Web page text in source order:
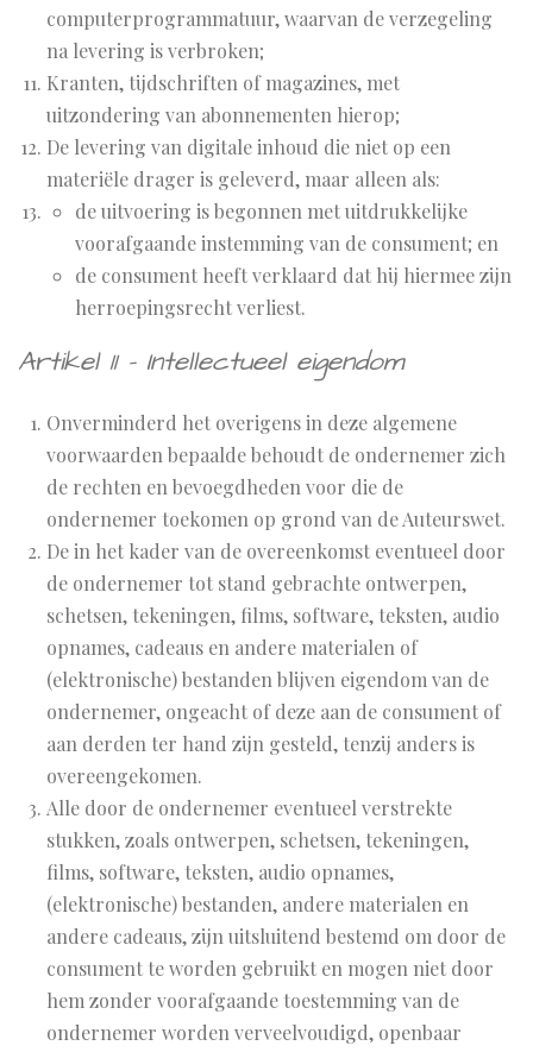
computerprogrammatuur, waarvan de verzegeling
na levering is verbroken;
Kranten, tijdschriften of magazines, met
uitzondering van abonnementen hierop;
De levering van digitale inhoud die niet op een
materiële drager is geleverd, maar alleen als:
de uitvoering is begonnen met uitdrukkelijke
voorafgaande instemming van de consument; en
de consument heeft verklaard dat hij hiermee zijn
herroepingsrecht verliest.
Artikel 11 - Intellectueel eigendom
Onverminderd het overigens in deze algemene
voorwaarden bepaalde behoudt de ondernemer zich
de rechten en bevoegdheden voor die de
ondernemer toekomen op grond van de Auteurswet.
De in het kader van de overeenkomst eventueel door
de ondernemer tot stand gebrachte ontwerpen,
schetsen, tekeningen, films, software, teksten, audio
opnames, cadeaus en andere materialen of
(elektronische) bestanden blijven eigendom van de
ondernemer, ongeacht of deze aan de consument of
aan derden ter hand zijn gesteld, tenzij anders is
overeengekomen.
Alle door de ondernemer eventueel verstrekte
stukken, zoals ontwerpen, schetsen, tekeningen,
films, software, teksten, audio opnames,
(elektronische) bestanden, andere materialen en
andere cadeaus, zijn uitsluitend bestemd om door de
consument te worden gebruikt en mogen niet door
hem zonder voorafgaande toestemming van de
ondernemer worden verveelvoudigd, openbaar